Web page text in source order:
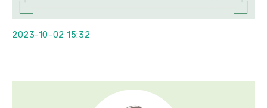
2023-10-02 15:32